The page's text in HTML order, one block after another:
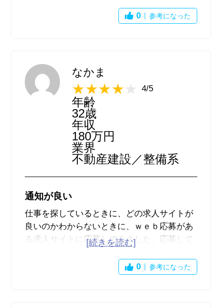
て掲載元に飛ぶ、という仕組み。
とにかく条件に合う求人を時間をかけずに探
したいときに最適だと思う。
効率重視の人にオススメ。
0 参考になった
なかま
4/5
年齢
32歳
年収
180万円
業界
不動産建設／整備系
通知が良い
仕事を探しているときに、どの求人サイトが
良いのかわからないときに、ｗｅｂ応募があ
る求人サイトに応募してみました。応募して
情報をその日で知らせてくれるので、毎回ど
のような仕事が募集されているのかがタイム
0 参考になった